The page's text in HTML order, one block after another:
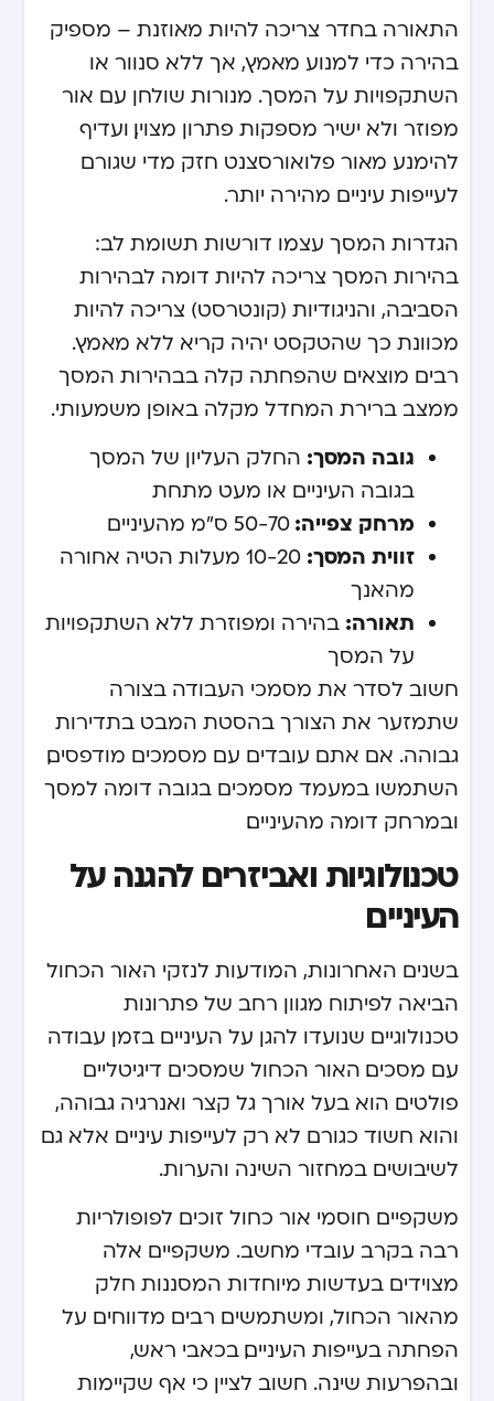
התאורה בחדר צריכה להיות מאוזנת – מספיק
בהירה כדי למנוע מאמץ, אך ללא סנוור או
השתקפויות על המסך. מנורות שולחן עם אור
מפוזר ולא ישיר מספקות פתרון מצוין, ועדיף
להימנע מאור פלואורסצנט חזק מדי שגורם
לעייפות עיניים מהירה יותר.
הגדרות המסך עצמו דורשות תשומת לב:
בהירות המסך צריכה להיות דומה לבהירות
הסביבה, והניגודיות (קונטרסט) צריכה להיות
מכוונת כך שהטקסט יהיה קריא ללא מאמץ.
רבים מוצאים שהפחתה קלה בבהירות המסך
ממצב ברירת המחדל מקלה באופן משמעותי.
גובה המסך: החלק העליון של המסך
בגובה העיניים או מעט מתחת
מרחק צפייה: 50-70 ס”מ מהעיניים
זווית המסך:
10-20 מעלות הטיה אחורה
מהאנך
תאורה: בהירה ומפוזרת ללא השתקפויות
על המסך
חשוב לסדר את מסמכי העבודה בצורה
שתמזער את הצורך בהסטת המבט בתדירות
גבוהה. אם אתם עובדים עם מסמכים מודפסים,
השתמשו במעמד מסמכים בגובה דומה למסך
ובמרחק דומה מהעיניים.
טכנולוגיות ואביזרים להגנה על
העיניים
בשנים האחרונות, המודעות לנזקי האור הכחול
הביאה לפיתוח מגוון רחב של פתרונות
טכנולוגיים שנועדו להגן על העיניים בזמן עבודה
עם מסכים. האור הכחול שמסכים דיגיטליים
פולטים הוא בעל אורך גל קצר ואנרגיה גבוהה,
והוא חשוד כגורם לא רק לעייפות עיניים אלא גם
לשיבושים במחזור השינה והערות.
משקפיים חוסמי אור כחול זוכים לפופולריות
רבה בקרב עובדי מחשב. משקפיים אלה
מצוידים בעדשות מיוחדות המסננות חלק
מהאור הכחול, ומשתמשים רבים מדווחים על
הפחתה בעייפות העיניים, בכאבי ראש,
ובהפרעות שינה. חשוב לציין כי אף שקיימות